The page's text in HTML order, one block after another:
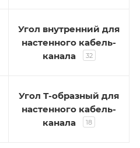
Угол внутренний для
настенного кабель-
канала
32
Угол Т-образный для
настенного кабель-
канала
18